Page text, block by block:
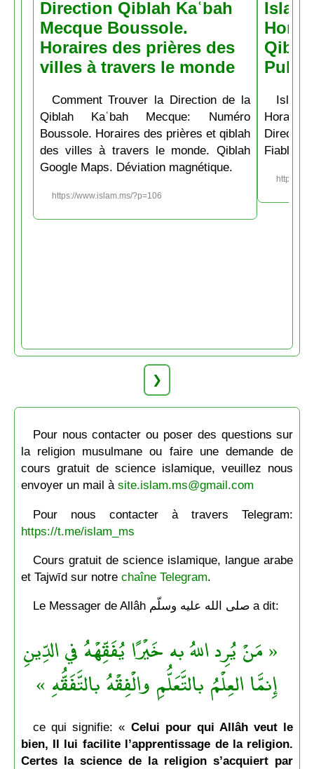
Direction Qiblah Kaʿbah
Mecque Boussole.
Horaires des prières des
villes à travers le monde
Comment Trouver la Direction de la
Qiblah Kaʿbah Mecque: Numéro
Boussole. Horaires des prières et qiblah
des villes à travers le monde. Qiblah
Google Maps. Déviation magnétique.
https://www.islam.ms/?p=106
Pubs
Fiable et
https://
❯
Pour nous contacter ou poser des questions sur
la religion musulmane ou faire une demande de
cours gratuit de science islamique, veuillez nous
envoyer un mail à site.islam.ms@gmail.com
Pour nous contacter à travers Telegram:
https://t.me/islam_ms
Cours gratuit de science islamique, langue arabe
et Tajwīd sur notre chaîne Telegram.
Le Messager de Allâh صلى الله عليه وسلّم a dit:
« مَنْ يُرِد اللهُ به خَيْرًا يُفَقِّهْهُ في الدِّينِ
إِنمَّا العِلْمُ بالتَّعَلُّمِ والْفِقْهُ بالتَّفَقُّهِ »
ce qui signifie: « Celui pour qui Allâh veut le
bien, Il lui facilite l’apprentissage de la religion.
Certes la science de la religion s’acquiert par